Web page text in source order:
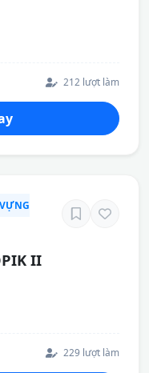
212 lượt làm
II
229 lượt làm